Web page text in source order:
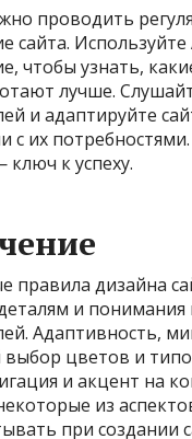
проводить
сайта. Используйте
чтобы узнать,
лучше.
и адаптируйте
с их
к успеху.
правила дизайна
и понимания
Адаптивность,
цветов и
и акцент на
из
при создании